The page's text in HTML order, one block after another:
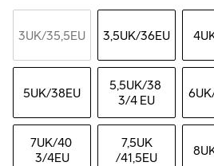
3UK/35,5EU 3,5UK/36EU
5UK/38EU 5,5UK/38
3/4 EU
6UK
7UK/40
3/4EU
7,5UK
/41,5EU